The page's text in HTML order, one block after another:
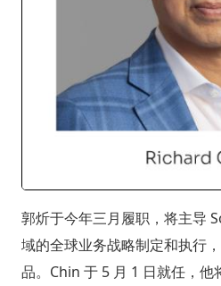
郭炘于今年三月履职，将主导
域的全球业务战略制定和执行
品。Chin 于 5 月 1 日就任，他